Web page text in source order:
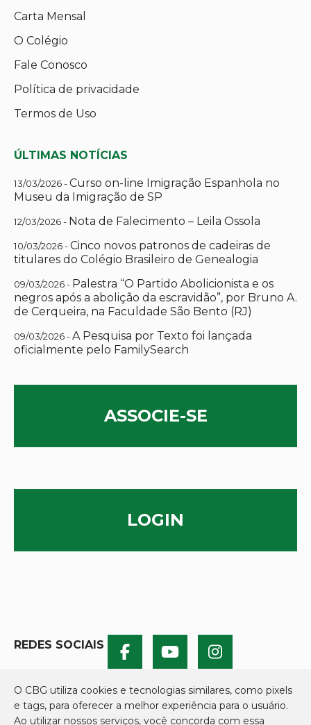
Carta Mensal
O Colégio
Fale Conosco
Política de privacidade
Termos de Uso
ÚLTIMAS NOTÍCIAS
13/03/2026 -Curso on-line Imigração Espanhola no
Museu da Imigração de SP
12/03/2026 - Nota de Falecimento – Leila Ossola
10/03/2026 -Cinco novos patronos de cadeiras de
titulares do Colégio Brasileiro de Genealogia
09/03/2026 - Palestra “O Partido Abolicionista e os
negros após a abolição da escravidão”, por Bruno A.
de Cerqueira, na Faculdade São Bento (RJ)
09/03/2026 -A Pesquisa por Texto foi lançada
oficialmente pelo FamilySearch
ASSOCIE-SE
LOGIN
REDES SOCIAIS
O CBG utiliza cookies e tecnologias similares, como pixels
e tags, para oferecer a melhor experiência para o usuário.
Ao utilizar nossos serviços, você concorda com essa